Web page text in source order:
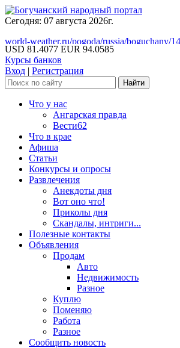
Сегодня: 07 августа 2026г.
world-weather.ru/pogoda/russia/boguchany/
USD 81.4077 EUR 94.0585
Курсы банков
Вход | Регистрация
Что у нас
Ангарская правда
Вести62
Что в крае
Афиша
Статьи
Конкурсы и опросы
Развлечения
Анекдоты дня
Вот оно что!
Приколы дня
Скандалы, интриги...
Полезные контакты
Объявления
Продам
Авто
Недвижимость
Разное
Куплю
Поменяю
Работа
Разное
Сообщить новость